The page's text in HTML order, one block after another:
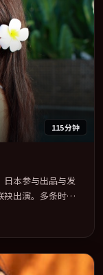
115分钟
日本参与出品与发
出演。多条时间
05-25 在内地院线
健，适合喜欢强情